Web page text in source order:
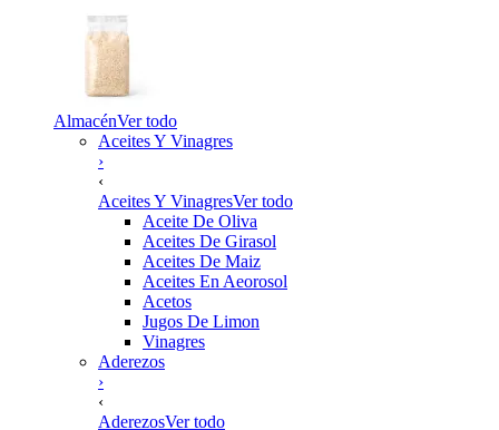
AlmacénVer todo
Aceites Y Vinagres
›
‹
Aceites Y VinagresVer todo
Aceite De Oliva
Aceites De Girasol
Aceites De Maiz
Aceites En Aeorosol
Acetos
Jugos De Limon
Vinagres
Aderezos
›
‹
AderezosVer todo